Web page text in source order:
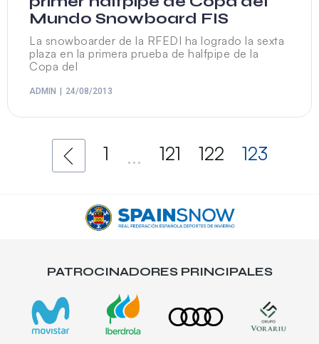
Mundo Snowboard FIS
La snowboarder de la RFEDI ha logrado la sexta
plaza en la primera prueba de halfpipe de la
Copa del
ADMIN 24/08/2013
1 ... 121 122 123
PATROCINADORES PRINCIPALES